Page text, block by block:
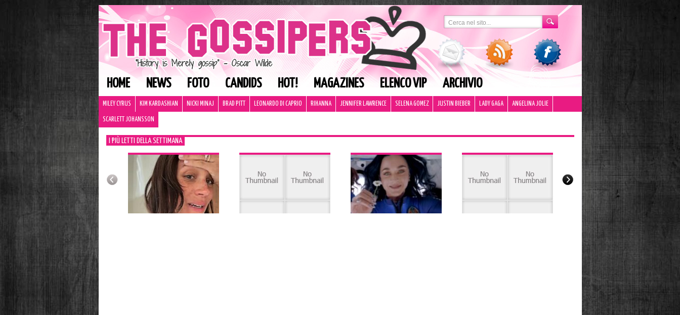
HOME NEWS FOTO CANDIDS HOT! MAGAZINES ELENCO VIP ARCHIVIO
MILEY CYRUS KIM KARDASHIAN NICKI MINAJ BRAD PITT LEONARDO DI CAPRIO RIHANNA JENNIFER LAWRENCE SELENA GOMEZ JUSTIN BIEBER LADY GAGA ANGELINA JOLIE
SCARLETT JOHANSSON
I PIÙ LETTI DELLA SETTIMANA